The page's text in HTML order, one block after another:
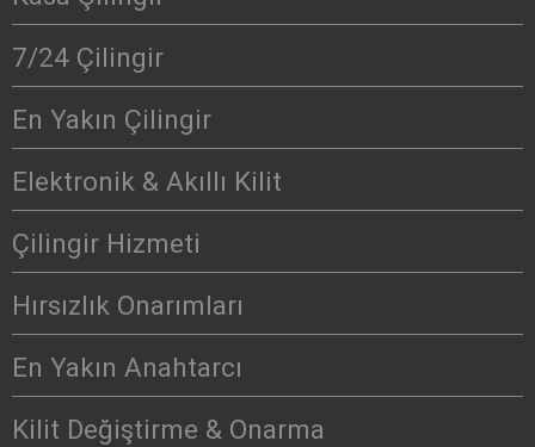
7/24 Çilingir
En Yakın Çilingir
Elektronik & Akıllı Kilit
Çilingir Hizmeti
Hırsızlık Onarımları
En Yakın Anahtarcı
Kilit Değiştirme & Onarma